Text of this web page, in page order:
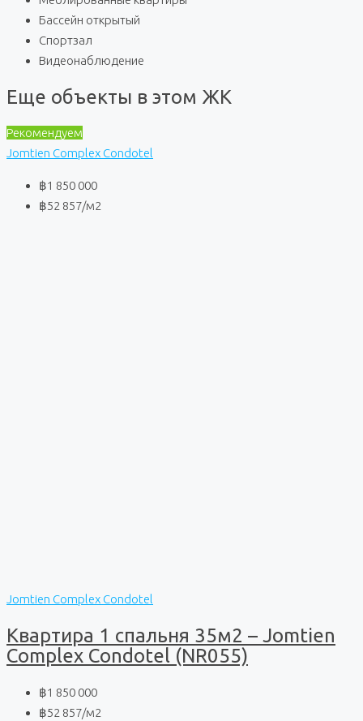
Бассейн открытый
Спортзал
Видеонаблюдение
Еще объекты в этом ЖК
Рекомендуем
Jomtien Complex Condotel
฿1 850 000
฿52 857/м2
Jomtien Complex Condotel
Квартира 1 спальня 35м2 – Jomtien
Complex Condotel (NR055)
฿1 850 000
฿52 857/м2